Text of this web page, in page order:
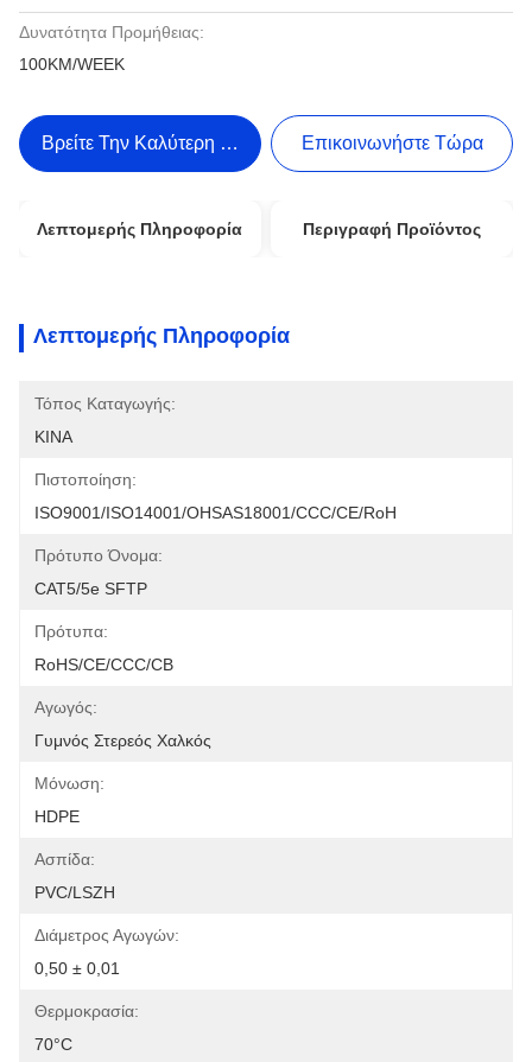
Δυνατότητα Προμήθειας:
100KM/WEEK
Βρείτε Την Καλύτερη Τιμή Επικοινωνήστε Τώρα
Λεπτομερής Πληροφορία Περιγραφή Προϊόντος
Λεπτομερής Πληροφορία
Τόπος Καταγωγής:
ΚΙΝΑ
Πιστοποίηση:
ISO9001/ISO14001/OHSAS18001/CCC/CE/RoH
Πρότυπο Όνομα:
CAT5/5e SFTP
Πρότυπα:
RoHS/CE/CCC/CB
Αγωγός:
Γυμνός Στερεός Χαλκός
Μόνωση:
HDPE
Ασπίδα:
PVC/LSZH
Διάμετρος Αγωγών:
0,50 ± 0,01
Θερμοκρασία:
70°C